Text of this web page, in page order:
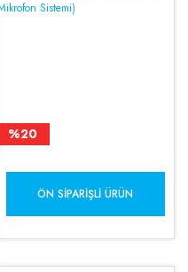
%20
ÖN SIPARIŞLI ÜRÜN